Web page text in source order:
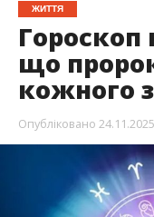
ЖИТТЯ
Гороскоп
що
кожного
Опубліковано 24.11.2025